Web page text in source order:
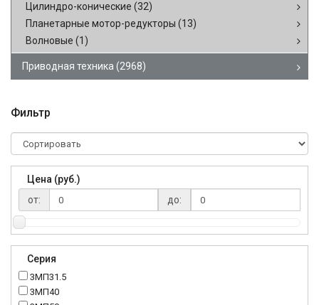
Цилиндро-конические (32)
Планетарные мотор-редукторы (13)
Волновые (1)
Приводная техника (2968)
Фильтр
Цена (руб.)
от:
до:
Серия
3МП31.5
3МП40